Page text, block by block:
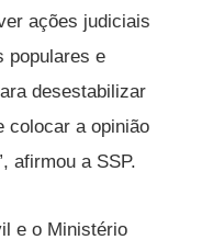
ações judiciais
populares e
desestabilizar
colocar a opinião
afirmou a SSP.
e o Ministério